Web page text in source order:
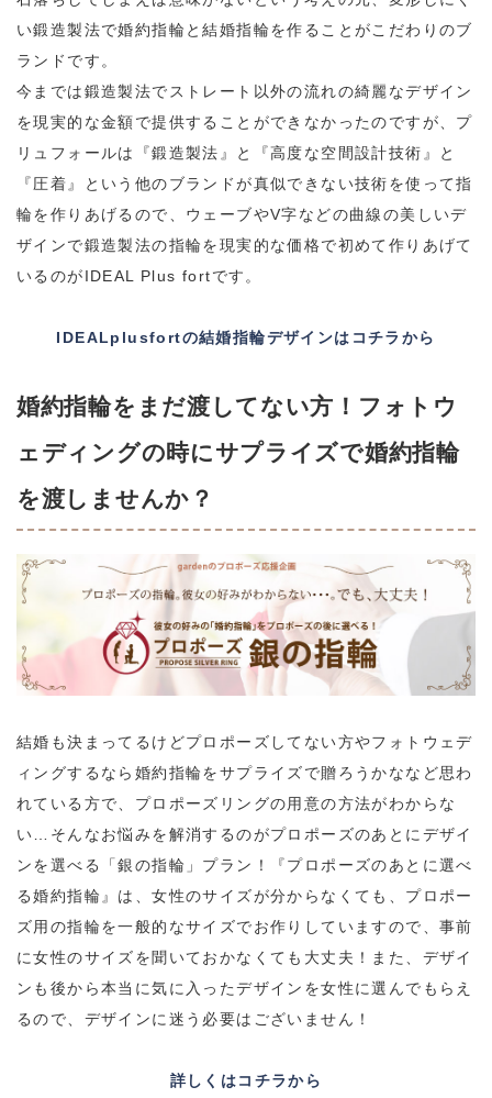
い鍛造製法で婚約指輪と結婚指輪を作ることがこだわりのブ
ランドです。
今までは鍛造製法でストレート以外の流れの綺麗なデザイン
を現実的な金額で提供することができなかったのですが、プ
リュフォールは『鍛造製法』と『高度な空間設計技術』と
『圧着』という他のブランドが真似できない技術を使って指
輪を作りあげるので、ウェーブやV字などの曲線の美しいデ
ザインで鍛造製法の指輪を現実的な価格で初めて作りあげて
いるのがIDEAL Plus fortです。
IDEALplusfortの結婚指輪デザインはコチラから
婚約指輪をまだ渡してない方！フォトウ
ェディングの時にサプライズで婚約指輪
を渡しませんか？
結婚も決まってるけどプロポーズしてない方やフォトウェデ
ィングするなら婚約指輪をサプライズで贈ろうかななど思わ
れている方で、プロポーズリングの用意の方法がわからな
い…そんなお悩みを解消するのがプロポーズのあとにデザイ
ンを選べる「銀の指輪」プラン！『プロポーズのあとに選べ
る婚約指輪』は、女性のサイズが分からなくても、プロポー
ズ用の指輪を一般的なサイズでお作りしていますので、事前
に女性のサイズを聞いておかなくても大丈夫！また、デザイ
ンも後から本当に気に入ったデザインを女性に選んでもらえ
るので、デザインに迷う必要はございません！
詳しくはコチラから